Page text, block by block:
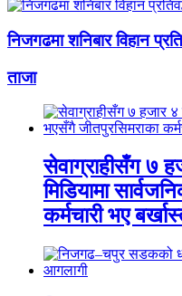
निजगढमा शनिबार विहान
ताजा
सेवाग्राहीसँग ७
मिडियामा
कर्मचारी भए